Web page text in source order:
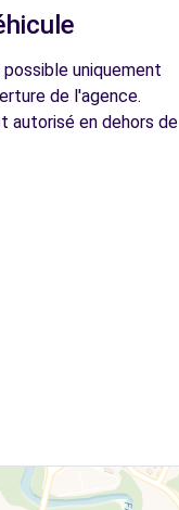
uniquement
de l'agence.
autorisé en dehors de